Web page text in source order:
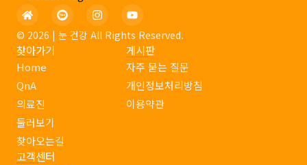
H
o
m
e
I
n
s
t
Y
o
u
t
u
b
e
© 2026 | 눈 건강 All Rights Reserved.
찾아가기
Home
QnA
의료진
둘러보기
찾아오는길
게시판
자주 묻는 질문
개인정보처리방침
이용약관
고객센터